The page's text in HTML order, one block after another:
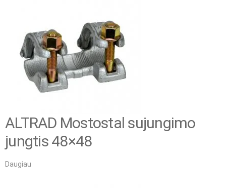
ALTRAD Mostostal sujungimo
jungtis 48×48
Daugiau